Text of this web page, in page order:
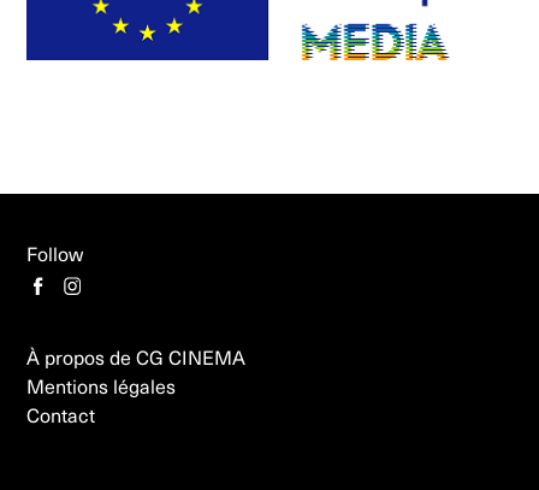
À propos de CG CINEMA
Mentions légales
Contact
Follow